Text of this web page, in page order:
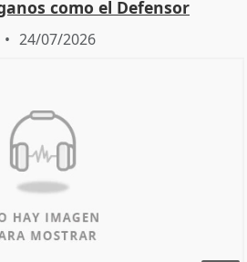
como el Defensor
24/07/2026